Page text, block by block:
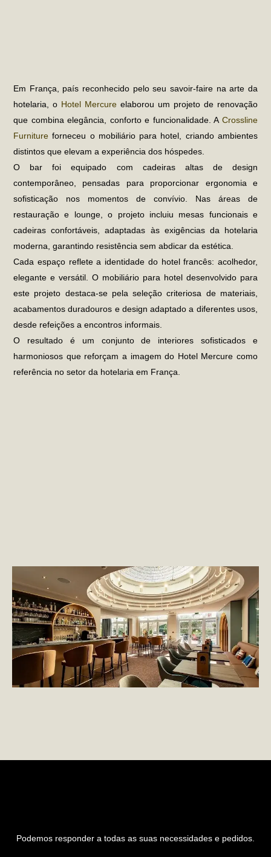
Em França, país reconhecido pelo seu savoir-faire na arte da
hotelaria, o Hotel Mercure elaborou um projeto de renovação
que combina elegância, conforto e funcionalidade. A Crossline
Furniture forneceu o mobiliário para hotel, criando ambientes
distintos que elevam a experiência dos hóspedes.
O bar foi equipado com cadeiras altas de design
contemporâneo, pensadas para proporcionar ergonomia e
sofisticação nos momentos de convívio. Nas áreas de
restauração e lounge, o projeto incluiu mesas funcionais e
cadeiras confortáveis, adaptadas às exigências da hotelaria
moderna, garantindo resistência sem abdicar da estética.
Cada espaço reflete a identidade do hotel francês: acolhedor,
elegante e versátil. O mobiliário para hotel desenvolvido para
este projeto destaca-se pela seleção criteriosa de materiais,
acabamentos duradouros e design adaptado a diferentes usos,
desde refeições a encontros informais.
O resultado é um conjunto de interiores sofisticados e
harmoniosos que reforçam a imagem do Hotel Mercure como
referência no setor da hotelaria em França.
Podemos responder a todas as suas necessidades e pedidos.